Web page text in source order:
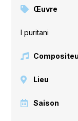
Œuvre
I puritani
Lieu
Saison